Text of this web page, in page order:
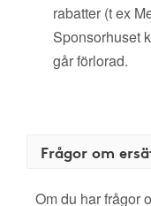
rabatter (t ex
Sponsorhuset
går förlorad.
Frågor om
Om du har frågor